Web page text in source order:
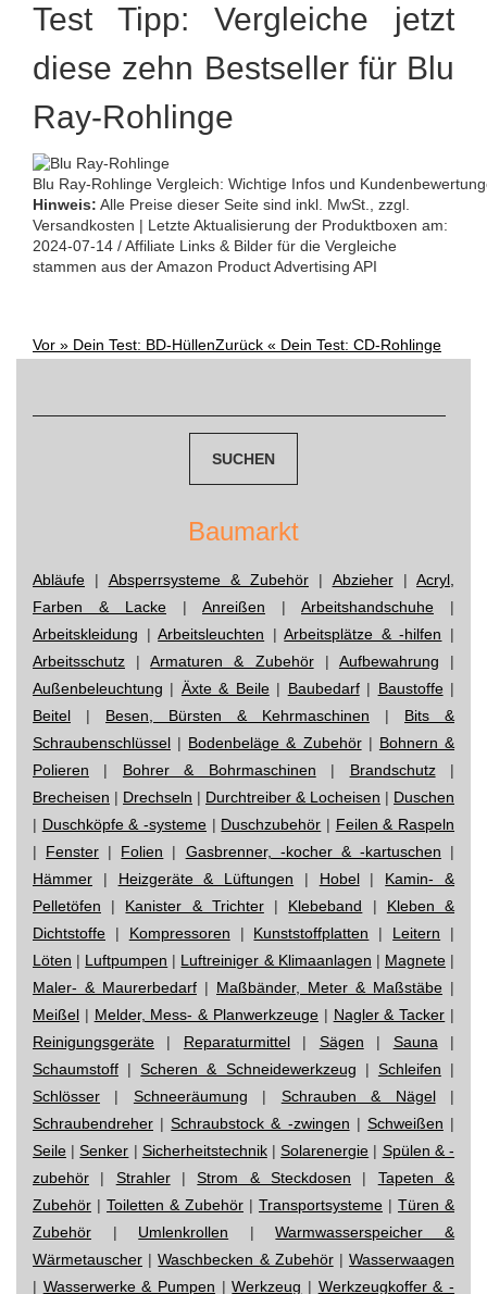
Test Tipp: Vergleiche jetzt
diese zehn Bestseller für Blu
Ray-Rohlinge
Blu Ray-Rohlinge Vergleich: Wichtige Infos und
Hinweis: Alle Preise dieser Seite sind inkl. MwSt., zzgl.
Versandkosten | Letzte Aktualisierung der Produktboxen am:
2024-07-14 / Affiliate Links & Bilder für die Vergleiche
stammen aus der Amazon Product Advertising API
Post
Vor » Dein Test: BD-HüllenZurück « Dein Test: CD-Rohlinge
Baumarkt
Abläufe | Absperrsysteme & Zubehör | Abzieher| Acryl,
Farben & Lacke | Anreißen | Arbeitshandschuhe |
Arbeitskleidung |Arbeitsleuchten |Arbeitsplätze & -hilfen |
Arbeitsschutz |Armaturen & Zubehör| Aufbewahrung |
Außenbeleuchtung | Äxte & Beile| Baubedarf| Baustoffe|
Beitel | Besen, Bürsten & Kehrmaschinen | Bits &
Schraubenschlüssel | Bodenbeläge & Zubehör| Bohnern &
Polieren | Bohrer & Bohrmaschinen | Brandschutz|
Brecheisen | Drechseln | Durchtreiber & Locheisen | Duschen
| Duschköpfe & -systeme | Duschzubehör | Feilen & Raspeln
| Fenster | Folien | Gasbrenner, -kocher & -kartuschen |
Hämmer | Heizgeräte & Lüftungen | Hobel| Kamin- &
Pelletöfen | Kanister & Trichter| Klebeband | Kleben &
Dichtstoffe | Kompressoren | Kunststoffplatten | Leitern |
Löten | Luftpumpen | Luftreiniger & Klimaanlagen | Magnete|
Maler- & Maurerbedarf | Maßbänder, Meter & Maßstäbe |
Meißel | Melder, Mess- & Planwerkzeuge | Nagler & Tacker |
Reinigungsgeräte | Reparaturmittel| Sägen | Sauna |
Schaumstoff |Scheren & Schneidewerkzeug | Schleifen |
Schlösser | Schneeräumung | Schrauben & Nägel|
Schraubendreher |Schraubstock & -zwingen | Schweißen |
Seile |Senker | Sicherheitstechnik|Solarenergie | Spülen & -
zubehör | Strahler|Strom & Steckdosen | Tapeten &
Zubehör | Toiletten & Zubehör | Transportsysteme | Türen &
Zubehör | Umlenkrollen |Warmwasserspeicher &
Wärmetauscher |Waschbecken & Zubehör|Wasserwaagen
| Wasserwerke & Pumpen |Werkzeug | Werkzeugkoffer & -